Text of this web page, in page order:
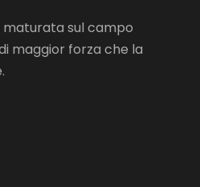
maturata sul campo
maggior forza che la